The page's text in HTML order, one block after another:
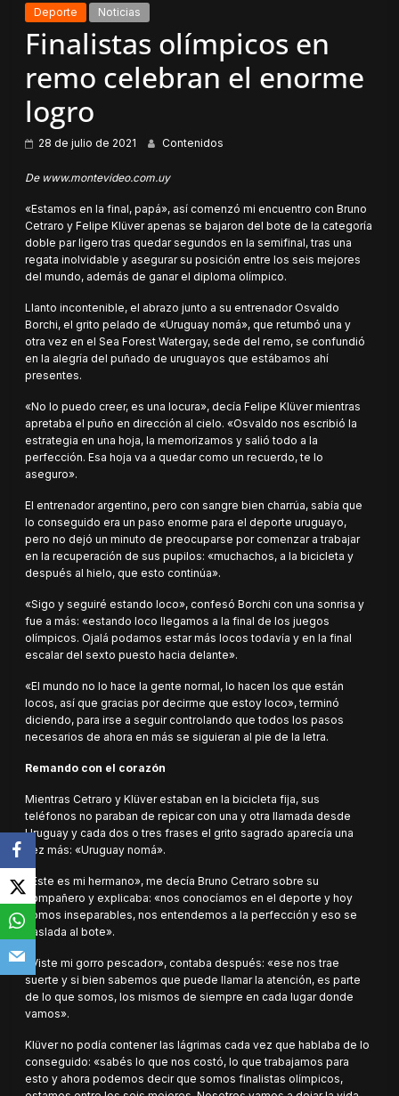
Deporte Noticias
Finalistas olímpicos en
remo celebran el enorme
logro
28 de julio de 2021 Contenidos
De www.montevideo.com.uy
«Estamos en la final, papá», así comenzó mi encuentro con Bruno
Cetraro y Felipe Klüver apenas se bajaron del bote de la categoría
doble par ligero tras quedar segundos en la semifinal, tras una
regata inolvidable y asegurar su posición entre los seis mejores
del mundo, además de ganar el diploma olímpico.
Llanto incontenible, el abrazo junto a su entrenador Osvaldo
Borchi, el grito pelado de «Uruguay nomá», que retumbó una y
otra vez en el Sea Forest Watergay, sede del remo, se confundió
en la alegría del puñado de uruguayos que estábamos ahí
presentes.
«No lo puedo creer, es una locura», decía Felipe Klüver mientras
apretaba el puño en dirección al cielo. «Osvaldo nos escribió la
estrategia en una hoja, la memorizamos y salió todo a la
perfección. Esa hoja va a quedar como un recuerdo, te lo
aseguro».
El entrenador argentino, pero con sangre bien charrúa, sabía que
lo conseguido era un paso enorme para el deporte uruguayo,
pero no dejó un minuto de preocuparse por comenzar a trabajar
en la recuperación de sus pupilos: «muchachos, a la bicicleta y
después al hielo, que esto continúa».
«Sigo y seguiré estando loco», confesó Borchi con una sonrisa y
fue a más: «estando loco llegamos a la final de los juegos
olímpicos. Ojalá podamos estar más locos todavía y en la final
escalar del sexto puesto hacia delante».
«El mundo no lo hace la gente normal, lo hacen los que están
locos, así que gracias por decirme que estoy loco», terminó
diciendo, para irse a seguir controlando que todos los pasos
necesarios de ahora en más se siguieran al pie de la letra.
Remando con el corazón
Mientras Cetraro y Klüver estaban en la bicicleta fija, sus
teléfonos no paraban de repicar con una y otra llamada desde
Uruguay y cada dos o tres frases el grito sagrado aparecía una
vez más: «Uruguay nomá».
«Este es mi hermano», me decía Bruno Cetraro sobre su
compañero y explicaba: «nos conocíamos en el deporte y hoy
somos inseparables, nos entendemos a la perfección y eso se
traslada al bote».
«Viste mi gorro pescador», contaba después: «ese nos trae
suerte y si bien sabemos que puede llamar la atención, es parte
de lo que somos, los mismos de siempre en cada lugar donde
vamos».
Klüver no podía contener las lágrimas cada vez que hablaba de lo
conseguido: «sabés lo que nos costó, lo que trabajamos para
esto y ahora podemos decir que somos finalistas olímpicos,